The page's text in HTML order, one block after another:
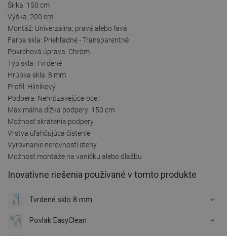
Šírka: 150 cm
Výška: 200 cm
Montáž: Univerzálna, pravá alebo ľavá
Farba skla: Priehľadné - Transparentné
Povrchová úprava: Chróm
Typ skla: Tvrdené
Hrúbka skla: 8 mm
Profil: Hliníkový
Podpera: Nehrdzavejúca oceľ
Maximálna dĺžka podpery: 150 cm
Možnosť skrátenia podpery
Vrstva uľahčujúca čistenie
Vyrovnanie nerovností steny
Možnosť montáže na vaničku alebo dlažbu
Inovatívne riešenia používané v tomto produkte
Tvrdené sklo 8 mm
Povlak EasyClean